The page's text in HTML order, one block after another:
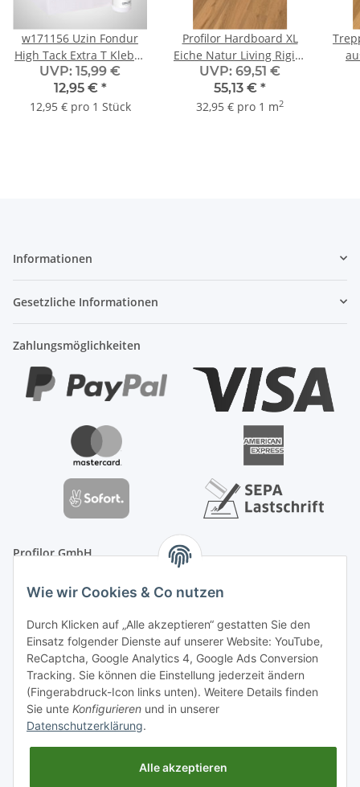
w171156 Uzin Fondur
High Tack Extra T Kleber
Universeller 1-K-Hybrid-
Montageklebstoff mit
sehr hoher
UVP: 15,99 €
12,95 € *
12,95 € pro 1 Stück
Profilor Hardboard XL
Eiche Natur Living Rigid-
Klick-Vinyl -
wPRH60219D
UVP: 69,51 €
55,13 € *
32,95 € pro 1 m2
Informationen
Gesetzliche Informationen
Zahlungsmöglichkeiten
Profilor GmbH
OdF.Platz 2
16775 Löwenberger Land
Telefon: +49 (0) 33094-719-8719
E-Mail: info (ät) treppe99 (Punkt) de
Wie wir Cookies & Co nutzen
Durch Klicken auf „Alle akzeptieren“ gestatten Sie den
Einsatz folgender Dienste auf unserer Website: YouTube,
ReCaptcha, Google Analytics 4, Google Ads Conversion
Tracking. Sie können die Einstellung jederzeit ändern
(Fingerabdruck-Icon links unten). Weitere Details finden
Sie unte Konfigurieren und in unserer
Datenschutzerklärung.
Alle akzeptieren